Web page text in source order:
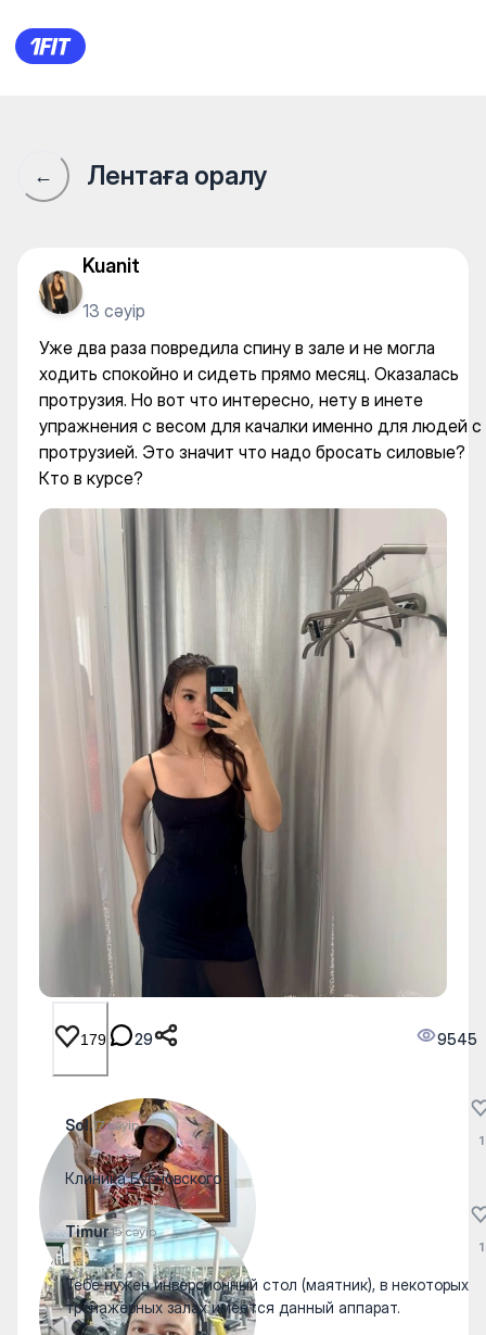
Уже два раза повредила
← Лентаға оралу
Kuanit
13 сәуір
Уже два раза повредила спину в зале и не могла
ходить спокойно и сидеть прямо месяц. Оказалась
протрузия. Но вот что интересно, нету в инете
упражнения с весом для качалки именно для людей с
протрузией. Это значит что надо бросать силовые?
Кто в курсе?
179 29 9545
Sol.17 сәуір
Клиника Бубновского
1
Timur15 сәуір
Тебе нужен инверсионный стол (маятник), в некоторых
тренажёрных залах имеется данный аппарат.
1